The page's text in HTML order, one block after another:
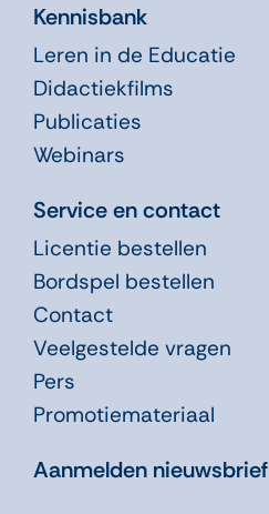
Kennisbank
Leren in de Educatie
Didactiekfilms
Publicaties
Webinars
Service en contact
Licentie bestellen
Bordspel bestellen
Contact
Veelgestelde vragen
Pers
Promotiemateriaal
Aanmelden nieuwsbrief